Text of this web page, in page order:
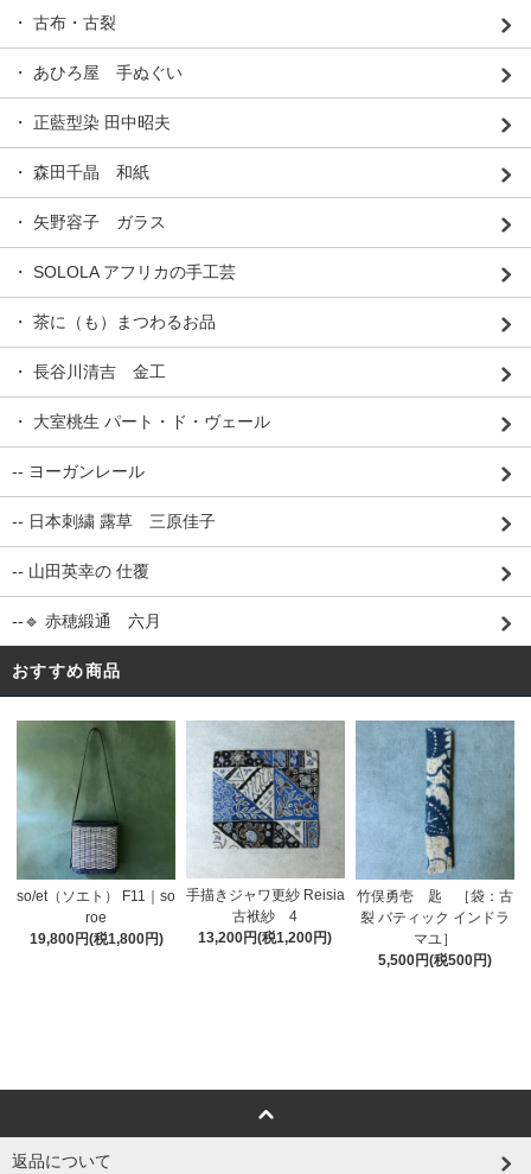
・ 古布・古裂
・ あひろ屋 手ぬぐい
・ 正藍型染 田中昭夫
・ 森田千晶 和紙
・ 矢野容子 ガラス
・ SOLOLA アフリカの手工芸
・ 茶に（も）まつわるお品
・ 長谷川清吉 金工
・ 大室桃生 パート・ド・ヴェール
-- ヨーガンレール
-- 日本刺繍 露草 三原佳子
-- 山田英幸の 仕覆
--🔹 赤穂緞通 六月
おすすめ商品
so/et（ソエト） F11｜so
roe
19,800円(税1,800円)
手描きジャワ更紗 Reisia
古袱紗 4
13,200円(税1,200円)
竹俣勇壱 匙 ［袋：古
裂 バティック インドラ
マユ］
5,500円(税500円)
返品について